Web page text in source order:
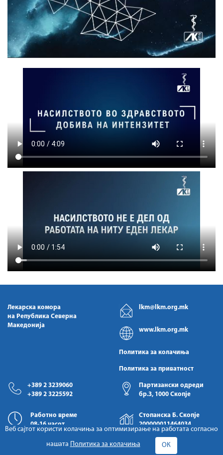
Лекарска комора
на Република Северна
Македонија
lkm@lkm.org.mk
www.lkm.org.mk
Политика за колачиња
Политика за приватност
+389 2 3239060
+389 2 3225592
Партизански одреди
бр.3, 1000 Скопје
Работно време
08-16 часот
Стопанска Б. Скопје
200000011464034
Веб сајтот користи колачиња за оптимизирање на работата согласно
нашата
Политика за колачиња ОК